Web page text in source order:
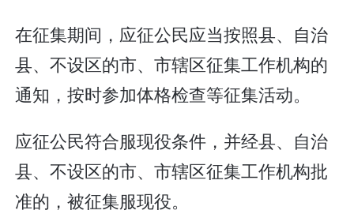
在征集期间，应征公民应当按照县、自治
县、不设区的市、市辖区征集工作机构的
通知，按时参加体格检查等征集活动。
应征公民符合服现役条件，并经县、自治
县、不设区的市、市辖区征集工作机构批
准的，被征集服现役。